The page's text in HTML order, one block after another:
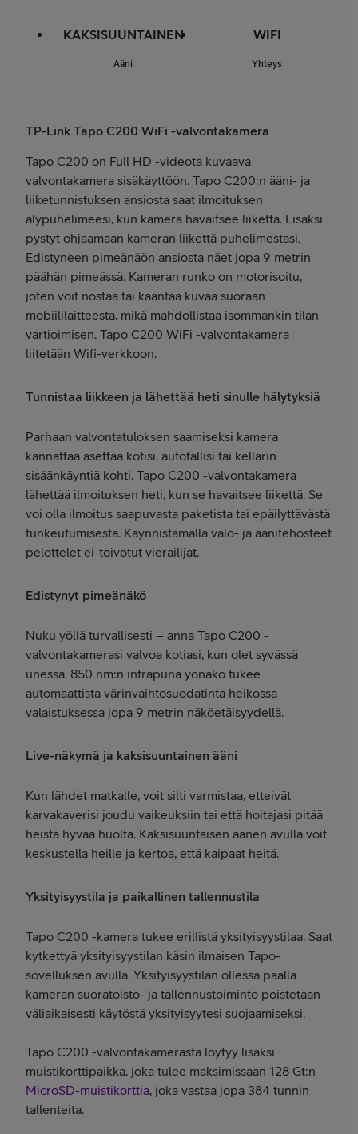
KAKSISUUNTAINEN
Ääni
WIFI
Yhteys
TP-Link Tapo C200 WiFi -valvontakamera
Tapo C200 on Full HD -videota kuvaava
valvontakamera sisäkäyttöön. Tapo C200:n ääni- ja
liiketunnistuksen ansiosta saat ilmoituksen
älypuhelimeesi, kun kamera havaitsee liikettä. Lisäksi
pystyt ohjaamaan kameran liikettä puhelimestasi.
Edistyneen pimeänäön ansiosta näet jopa 9 metrin
päähän pimeässä. Kameran runko on motorisoitu,
joten voit nostaa tai kääntää kuvaa suoraan
mobiililaitteesta, mikä mahdollistaa isommankin tilan
vartioimisen. Tapo C200 WiFi -valvontakamera
liitetään Wifi-verkkoon.
Tunnistaa liikkeen ja lähettää heti sinulle hälytyksiä
Parhaan valvontatuloksen saamiseksi kamera
kannattaa asettaa kotisi, autotallisi tai kellarin
sisäänkäyntiä kohti. Tapo C200 -valvontakamera
lähettää ilmoituksen heti, kun se havaitsee liikettä. Se
voi olla ilmoitus saapuvasta paketista tai epäilyttävästä
tunkeutumisesta. Käynnistämällä valo- ja äänitehosteet
pelottelet ei-toivotut vierailijat.
Edistynyt pimeänäkö
Nuku yöllä turvallisesti – anna Tapo C200 -
valvontakamerasi valvoa kotiasi, kun olet syvässä
unessa. 850 nm:n infrapuna yönäkö tukee
automaattista värinvaihtosuodatinta heikossa
valaistuksessa jopa 9 metrin näköetäisyydellä.
Live-näkymä ja kaksisuuntainen ääni
Kun lähdet matkalle, voit silti varmistaa, etteivät
karvakaverisi joudu vaikeuksiin tai että hoitajasi pitää
heistä hyvää huolta. Kaksisuuntaisen äänen avulla voit
keskustella heille ja kertoa, että kaipaat heitä.
Yksityisyystila ja paikallinen tallennustila
Tapo C200 -kamera tukee erillistä yksityisyystilaa. Saat
kytkettyä yksityisyystilan käsin ilmaisen Tapo-
sovelluksen avulla. Yksityisyystilan ollessa päällä
kameran suoratoisto- ja tallennustoiminto poistetaan
väliaikaisesti käytöstä yksityisyytesi suojaamiseksi.
Tapo C200 -valvontakamerasta löytyy lisäksi
muistikorttipaikka, joka tulee maksimissaan 128 Gt:n
MicroSD-muistikorttia, joka vastaa jopa 384 tunnin
tallenteita.